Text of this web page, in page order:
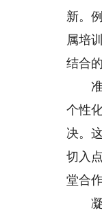
新。
属培
结合
准确
个性
决。
切入
堂合
凝聚